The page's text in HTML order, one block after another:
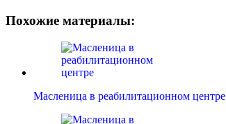
Похожие материалы:
Масленица в реабилитационном центре